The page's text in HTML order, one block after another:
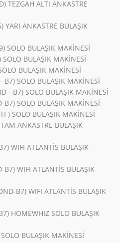
TEZGAH ALTI ANKASTRE
ANKASTRE BULAŞIK
SOLO BULAŞIK MAKİNESİ
BULAŞIK MAKİNESİ
BULAŞIK MAKİNESİ
SOLO BULAŞIK MAKİNESİ
- B7) SOLO BULAŞIK MAKİNESİ
SOLO BULAŞIK MAKİNESİ
) SOLO BULAŞIK MAKİNESİ
ANKASTRE BULAŞIK
WIFI ATLANTİS BULAŞIK
WIFI ATLANTİS BULAŞIK
B7) WIFI ATLANTİS BULAŞIK
HOMEWHIZ SOLO BULAŞIK
BULAŞIK MAKİNESİ